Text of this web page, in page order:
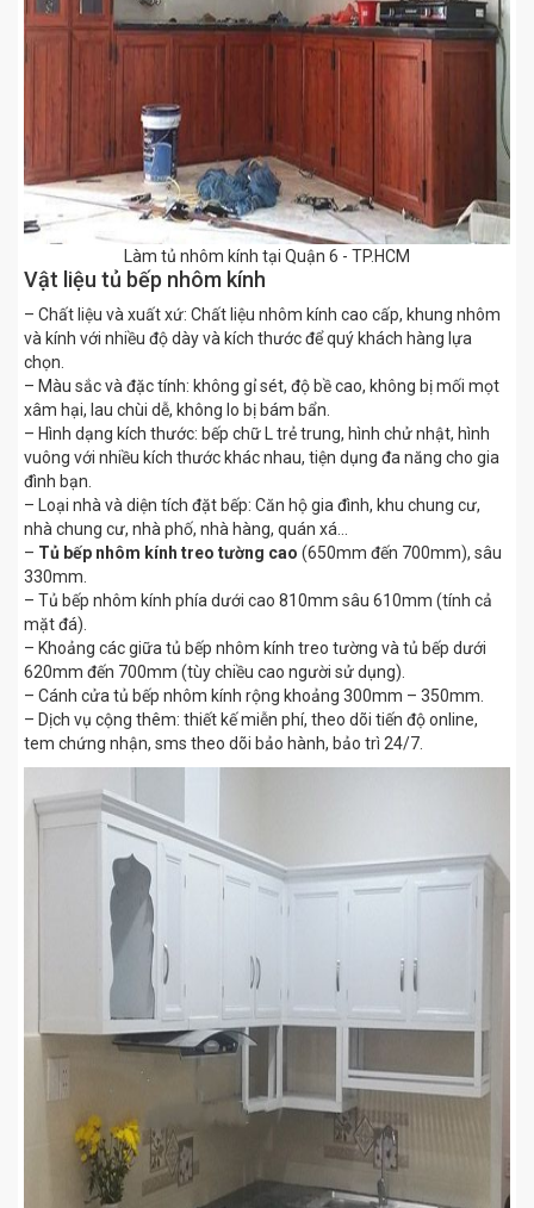
Làm tủ nhôm kính tại Quận 6 - TP.HCM
Vật liệu tủ bếp nhôm kính
– Chất liệu và xuất xứ: Chất liệu nhôm kính cao cấp, khung nhôm
và kính với nhiều độ dày và kích thước để quý khách hàng lựa
chọn.
– Màu sắc và đặc tính: không gỉ sét, độ bề cao, không bị mối mọt
xâm hại, lau chùi dễ, không lo bị bám bẩn.
– Hình dạng kích thước: bếp chữ L trẻ trung, hình chử nhật, hình
vuông với nhiều kích thước khác nhau, tiện dụng đa năng cho gia
đình bạn.
– Loại nhà và diện tích đặt bếp: Căn hộ gia đình, khu chung cư,
nhà chung cư, nhà phố, nhà hàng, quán xá…
– Tủ bếp nhôm kính treo tường cao (650mm đến 700mm), sâu
330mm.
– Tủ bếp nhôm kính phía dưới cao 810mm sâu 610mm (tính cả
mặt đá).
– Khoảng các giữa tủ bếp nhôm kính treo tường và tủ bếp dưới
620mm đến 700mm (tùy chiều cao người sử dụng).
– Cánh cửa tủ bếp nhôm kính rộng khoảng 300mm – 350mm.
– Dịch vụ cộng thêm: thiết kế miễn phí, theo dõi tiến độ online,
tem chứng nhận, sms theo dõi bảo hành, bảo trì 24/7.